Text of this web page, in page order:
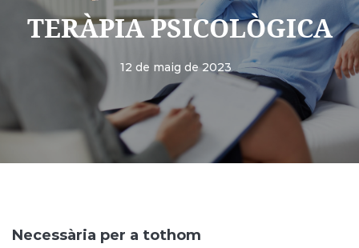
TERÀPIA PSICOLÒGICA
12 de maig de 2023
Necessària per a tothom